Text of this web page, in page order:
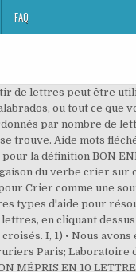
FAQ
de lettres peut être
ou tout ce
par nombre de
trouve. Aide mots
la définition BON
du verbe crier sur
Crier comme une
types d'aide pour
en cliquant
I, 1) • Nous
Paris; Laboratoire
MÉPRIS EN 10